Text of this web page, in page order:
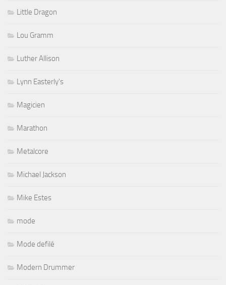
Little Dragon
Lou Gramm
Luther Allison
Lynn Easterly's
Magicien
Marathon
Metalcore
Michael Jackson
Mike Estes
mode
Mode defilé
Modern Drummer